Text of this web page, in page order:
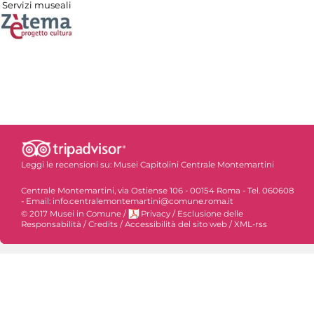
Servizi museali
Leggi le recensioni su: Musei Capitolini Centrale Montemartini
Centrale Montemartini, via Ostiense 106 - 00154 Roma - Tel. 060608
- Email: info.centralemontemartini@comune.roma.it
© 2017 Musei in Comune / Privacy / Esclusione delle
Responsabilità /Credits /Accessibilità del sito web /XML-rss